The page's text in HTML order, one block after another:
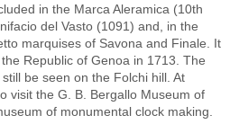
in the Marca Aleramica (10th
del Vasto (1091) and, in the
marquises of Savona and Finale. It
Republic of Genoa in 1713. The
be seen on the Folchi hill. At
visit the G. B. Bergallo Museum of
of monumental clock making.